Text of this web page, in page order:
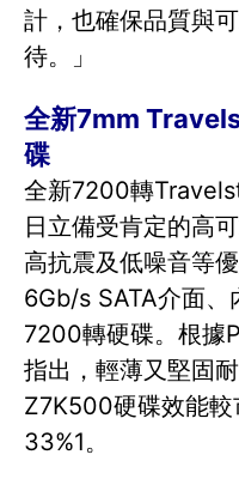
計，也確保品質與
待。」
全新7mm
碟
全新7200轉
日立備受肯定的高
高抗震及低噪音等
6Gb/s SATA介面
7200轉硬碟。根據
指出，輕薄又堅固
Z7K500硬碟效能
33%1。